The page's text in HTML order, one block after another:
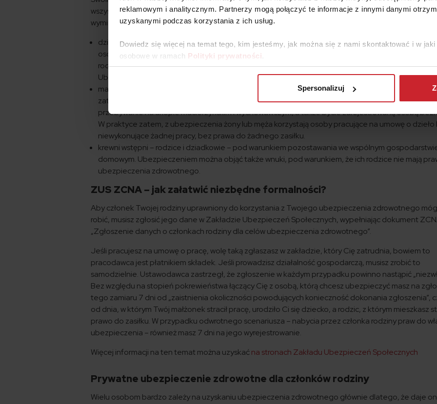
reklamowym i analitycznym. Partnerzy mogą połączyć te informacje z innymi danymi
uzyskanymi podczas korzystania z ich usług.
Dowiedz się więcej na temat tego, kim jesteśmy, jak można się z nami skontaktować i w
osobowe w ramach Polityki prywatności
Spersonalizuj
wszystkich. Ich listę określa Ustawa o świadczeniach opieki zdrowotnej ze środków publicznych, która
wymienia trzy grupy osób:
dziecko własne, dziecko małżonka, dziecko przysposobione, wnuka albo dziecko obce wobec
osoba ubezpieczona ma ustanowioną opiekę, albo dziecko obce w ramach rodziny zastępczej lub
rodzinnego domu dziecka, do ukończenia przez nie 18 lat, a jeżeli kształci się dalej – do
Ubezpieczeniem – bez względu na wiek – można też objąć dziecko niepełnosprawne.
małżonek, który nie posiada własnego prawa do ubezpieczenia zdrowotnego – prawo takie daje
zatrudnionym na umowę o pracę, umowę zlecenie, bycie studentem, pobieranie zasiłków,
przebywanie na urlopie macierzyńskim i wychowawczym, a także bycie zarejestrowaną osobą
W praktyce zatem, z ubezpieczenia żony lub męża korzystają osoby pracujące na umowę o dzieło
niewykonujące żadnej pracy, bez prawa do żadnego zasiłku.
krewni wstępni – rodzice i dziadkowie – pod warunkiem pozostawania we wspólnym
domowym. Ubezpieczeniem można objąć także wnuki, pod warunkiem, że ich rodzice nie mają
ubezpieczenia zdrowotnego.
ZUS ZCNA – jak załatwić niezbędne formalności?
Aby członek Twojej rodziny uprawniony do korzystania z Twojego ubezpieczenia zdrowotnego
robić, musisz zgłosić jego dane w Zakładzie Ubezpieczeń Społecznych, wypełniając dokument
„Zgłoszenie danych o członkach rodziny dla celów ubezpieczenia zdrowotnego”.
Jeśli pracujesz na umowę o pracę, wolę taką zgłaszasz w zakładzie, który Cię zatrudnia, bowiem to
pracodawca jest płatnikiem składek. Jeśli prowadzisz działalność gospodarczą, musisz zrobić to
samodzielnie. Ustawodawca zastrzegł, że zgłoszenie w każdym przypadku powinno nastąpić
Bez względu na stopień pokrewieństwa łączący Cię z osobą, którą chcesz ubezpieczyć masz na
tego zamiaru 7 dni od „zaistnienia okoliczności powodujących konieczność dokonania zgłoszenia”,
od dnia, w którym Twój małżonek stracił pracę, urodziło Ci się dziecko, a rodzic, z którym mieszkasz
prawo do zasiłku. W przypadku odwrotnego scenariusza – nabycia przez członka rodziny praw do
ubezpieczenia – również masz 7 dni na jego wyrejestrowanie.
Więcej informacji na ten temat można uzyskaćna stronach Zakładu Ubezpieczeń Społecznych
Prywatne ubezpieczenie zdrowotne dla członków rodziny
Wielu osobom bardzo zależy na uzyskaniu ubezpieczenia zdrowotnego głównie dlatego, że daje